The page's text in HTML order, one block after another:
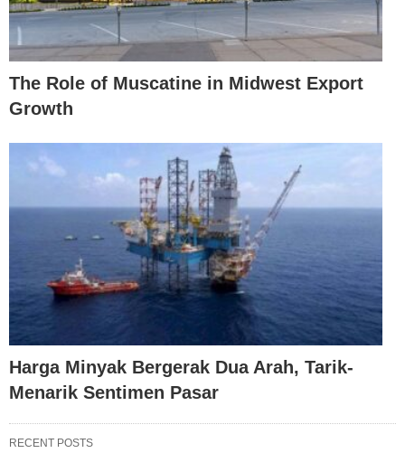
The Role of Muscatine in Midwest Export
Growth
Harga Minyak Bergerak Dua Arah, Tarik-
Menarik Sentimen Pasar
RECENT POSTS